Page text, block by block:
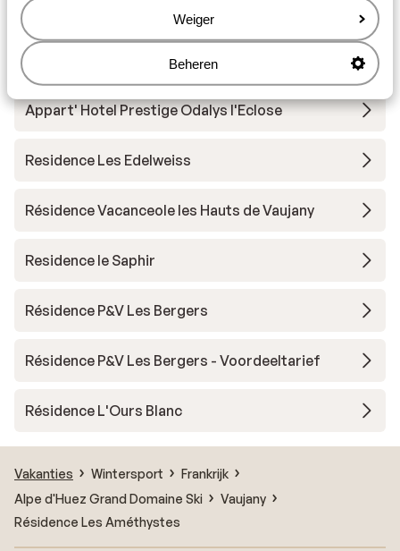
Weiger
Beheren
Residence Prestige Phoenix A
Appart' Hotel Prestige Odalys l'Eclose
Residence Les Edelweiss
Résidence Vacanceole les Hauts de Vaujany
Residence le Saphir
Résidence P&V Les Bergers
Résidence P&V Les Bergers - Voordeeltarief
Résidence L'Ours Blanc
Vakanties Wintersport
Frankrijk
Alpe d'Huez Grand Domaine Ski
Vaujany
Résidence Les Améthystes